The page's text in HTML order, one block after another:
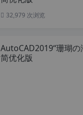
32,979 次浏览
AutoCAD2019“珊瑚
简优化版